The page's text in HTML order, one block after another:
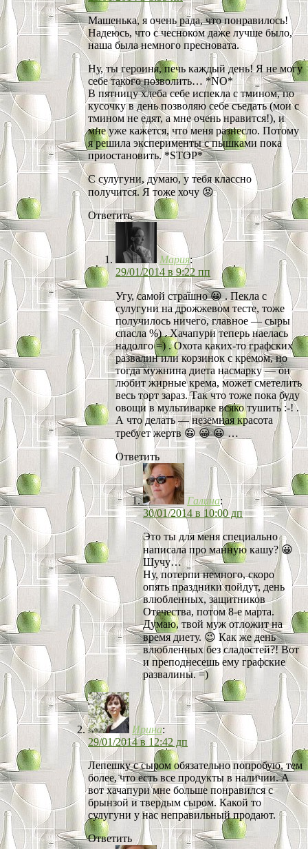
Машенька, я очень рада, что понравилось!
Надеюсь, что с чесноком даже лучше было,
наша была немного пресновата.
Ну, ты героиня, печь каждый день! Я не могу
себе такого позволить… *NO*
В пятницу хлеба себе испекла с тмином, по
кусочку в день позволяю себе съедать (мои с
тмином не едят, а мне очень нравится!), и
мне уже кажется, что меня разнесло. Потому
я решила эксперименты с пышками пока
приостановить. *STOP*
С сулугуни, думаю, у тебя классно
получится. Я тоже хочу 😡
Ответить
Мария:
29/01/2014 в 9:22 пп
Угу, самой страшно 😀 . Пекла с
сулугуни на дрожжевом тесте, тоже
получилось ничего, главное — сыры
спасла %) . Хачапури теперь наелась
надолго =) . Охота каких-то графских
развалин или корзинок с кремом, но
тогда мужнина диета насмарку — он
любит жирные крема, может сметелить
весь торт зараз. Так что тоже пока буду
овощи в мультиварке всяко тушить :-! .
А что делать — неземная красота
требует жертв 😀 😀 😀 …
Ответить
Галина:
30/01/2014 в 10:00 дп
Это ты для меня специально
написала про манную кашу? 😀
Шучу…
Ну, потерпи немного, скоро
опять праздники пойдут, день
влюбленных, защитников
Отечества, потом 8-е марта.
Думаю, твой муж отложит на
время диету. 😉 Как же день
влюбленных без сладостей?! Вот
и преподнесешь ему графские
развалины. =)
Ирина:
29/01/2014 в 12:42 дп
Лепешку с сыром обязательно попробую, тем
более, что есть все продукты в наличии. А
вот хачапури мне больше понравился с
брынзой и твердым сыром. Какой то
сулугуни у нас неправильный продают.
Ответить